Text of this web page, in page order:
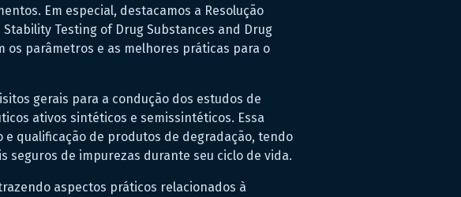
Em especial, destacamos a Resolução
Stability Testing of Drug Substances and Drug
os parâmetros e as melhores práticas para o
gerais para a condução dos estudos de
ativos sintéticos e semissintéticos. Essa
qualificação de produtos de degradação, tendo
de impurezas durante seu ciclo de vida.
aspectos práticos relacionados à